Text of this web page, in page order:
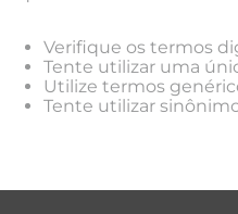
Verifique os termos
Tente utilizar uma
Utilize termos
Tente utilizar